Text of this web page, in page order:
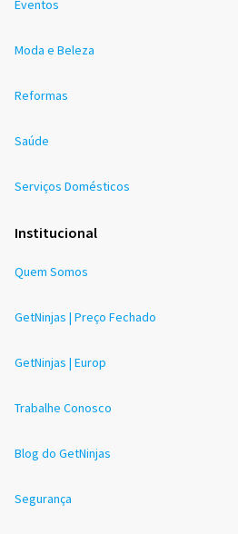
Eventos
Moda e Beleza
Reformas
Saúde
Serviços Domésticos
Institucional
Quem Somos
GetNinjas | Preço Fechado
GetNinjas | Europ
Trabalhe Conosco
Blog do GetNinjas
Segurança